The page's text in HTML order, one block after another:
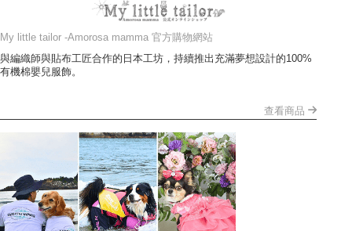
My little tailor -Amorosa mamma 官方購物網站
與編織師與貼布工匠合作的日本工坊，持續推出充滿夢想設計的100%
有機棉嬰兒服飾。
查看商品